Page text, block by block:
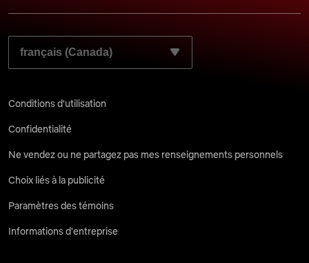
SÉLECTIONNEZ LA LANGUE QUE VOUS SOUHAITEZ
Conditions d'utilisation
Confidentialité
Ne vendez ou ne partagez pas mes renseignements personnels
Choix liés à la publicité
Paramètres des témoins
Informations d'entreprise